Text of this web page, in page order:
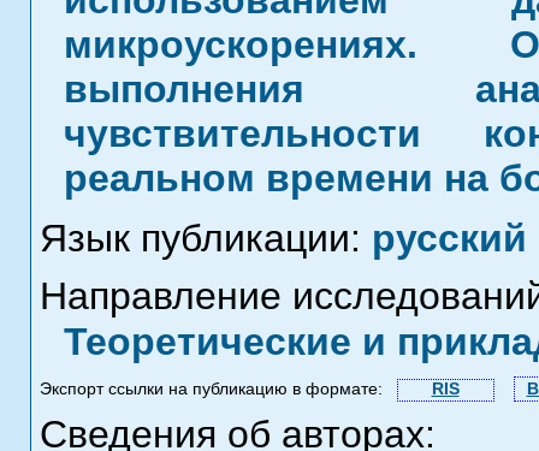
микроускорениях.
выполнения
чувствительности
реальном времени на
Язык публикации: русский
Направление
Теоретические и
Экспорт ссылки на публикацию в формате: RIS
Сведения об авторах: